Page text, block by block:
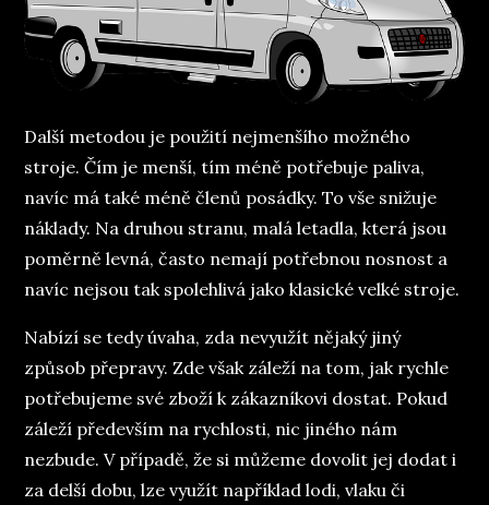
Další metodou je použití nejmenšího možného
stroje. Čím je menší, tím méně potřebuje paliva,
navíc má také méně členů posádky. To vše snižuje
náklady. Na druhou stranu, malá letadla, která jsou
poměrně levná, často nemají potřebnou nosnost a
navíc nejsou tak spolehlivá jako klasické velké stroje.
Nabízí se tedy úvaha, zda nevyužít nějaký jiný
způsob přepravy. Zde však záleží na tom, jak rychle
potřebujeme své zboží k zákazníkovi dostat. Pokud
záleží především na rychlosti, nic jiného nám
nezbude. V případě, že si můžeme dovolit jej dodat i
za delší dobu, lze využít například lodi, vlaku či